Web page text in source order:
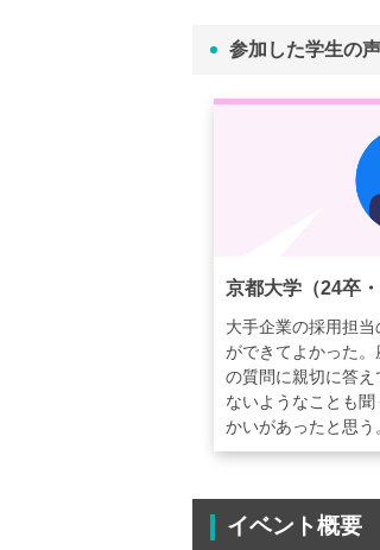
参加した学生の声
京都大学（24卒・
大手企業の採用担
ができてよかった
の質問に親切に答
ないようなことも
かいがあったと思う
イベント概要